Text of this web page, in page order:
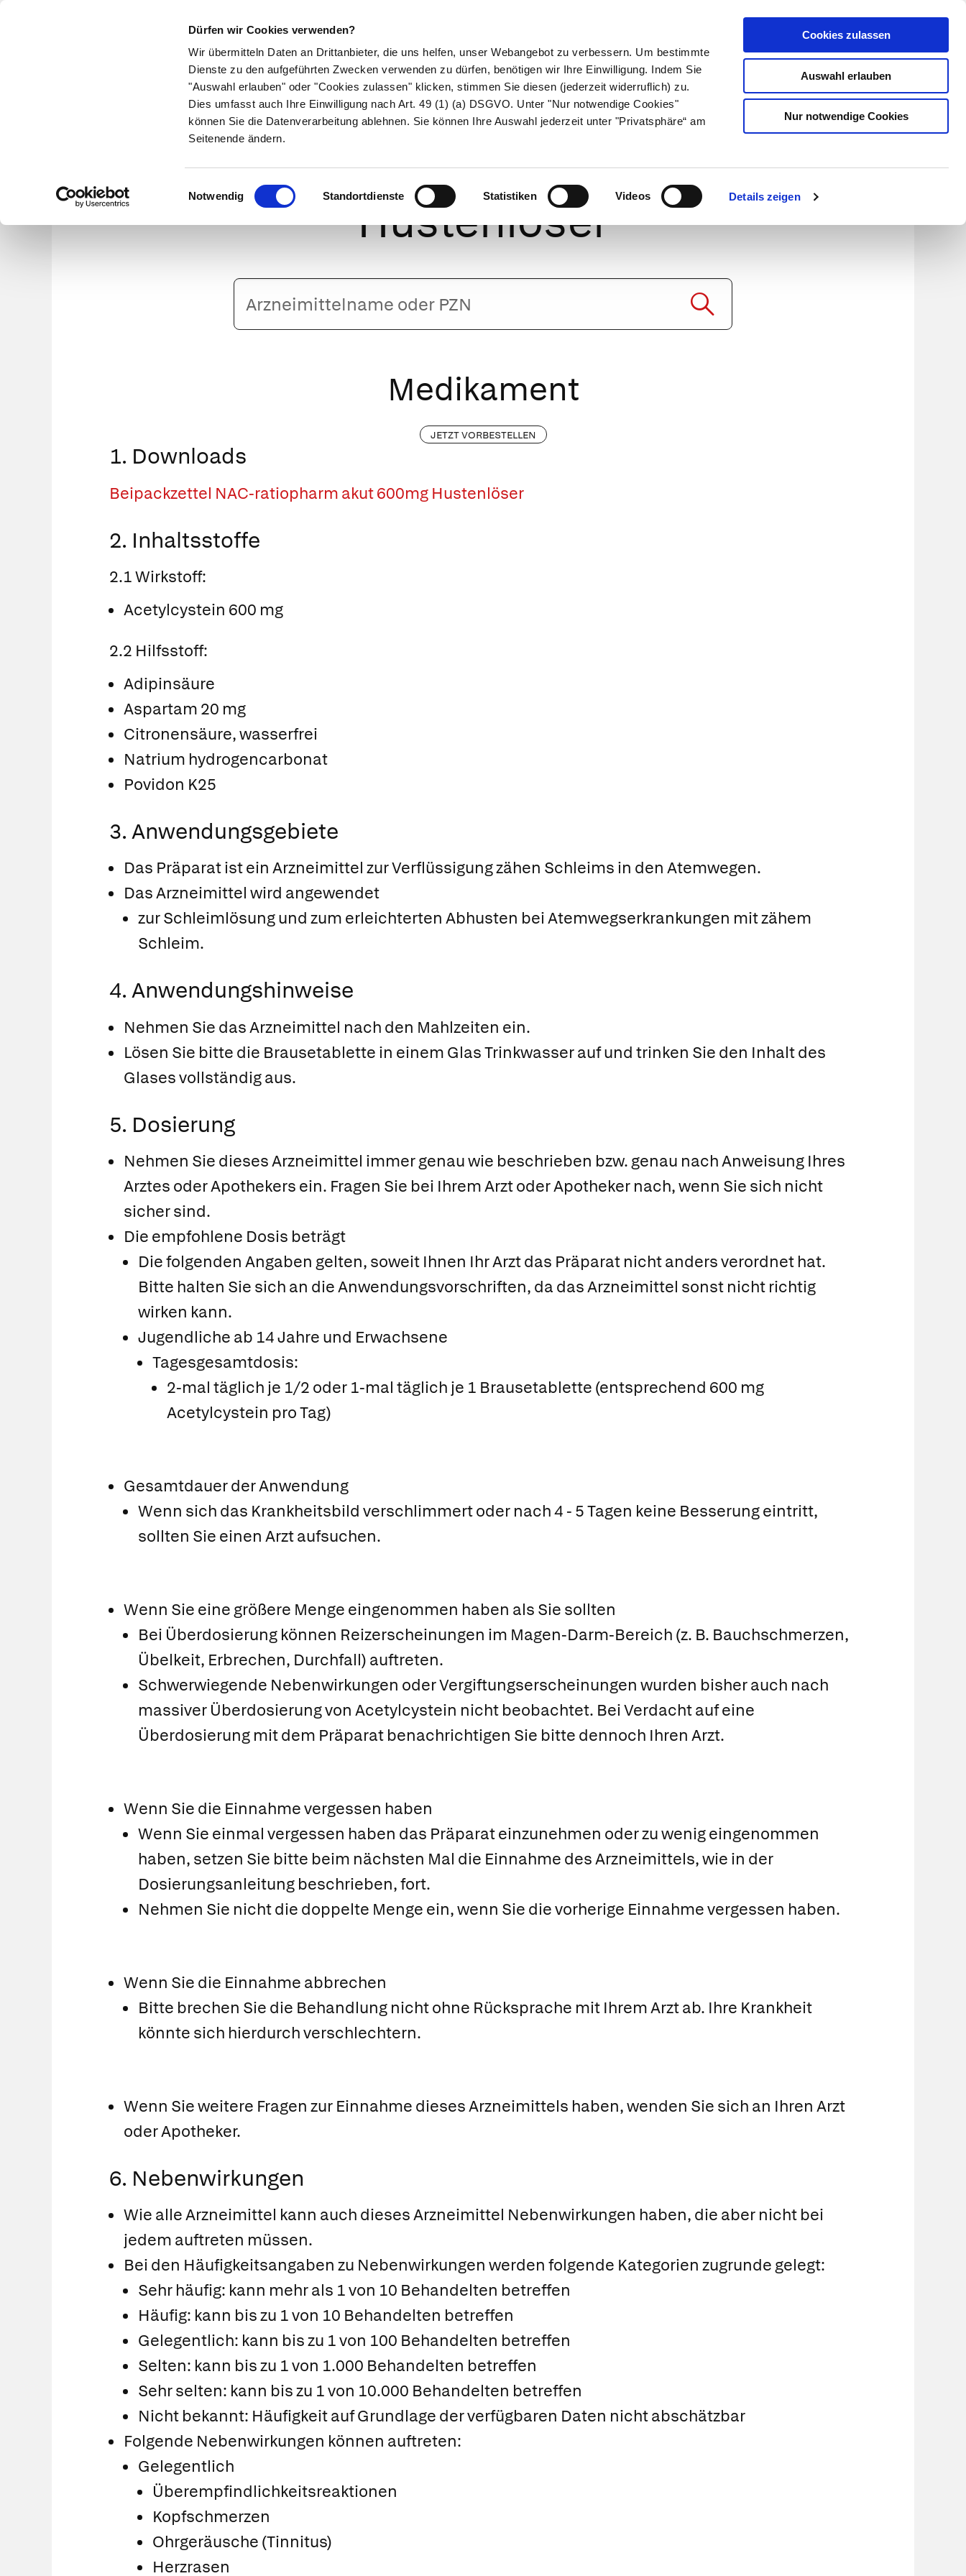
Dürfen wir Cookies verwenden?
Wir übermitteln Daten an Drittanbieter, die uns helfen, unser Webangebot zu verbessern. Um bestimmte
Dienste zu den aufgeführten Zwecken verwenden zu dürfen, benötigen wir Ihre Einwilligung. Indem Sie
"Auswahl erlauben" oder "Cookies zulassen" klicken, stimmen Sie diesen (jederzeit widerruflich) zu.
Dies umfasst auch Ihre Einwilligung nach Art. 49 (1) (a) DSGVO. Unter "Nur notwendige Cookies"
können Sie die Datenverarbeitung ablehnen. Sie können Ihre Auswahl jederzeit unter "Privatsphäre“ am
Seitenende ändern.
Einwilligungsauswahl
Notwendig Standortdienste Statistiken Videos Details zeigen
Cookies zulassen
Auswahl erlauben
Nur notwendige Cookies
Kundenlogin
Suche
Symptome Therapie Medikamente Naturheilkunde Eltern & Kind Gesund leben Über uns
NAC-ratiopharm akut 600mg
Hustenlöser
Arzneimittelname
oder
PZN
Medikament
JETZT VORBESTELLEN
1. Downloads
Beipackzettel NAC-ratiopharm akut 600mg Hustenlöser
2. Inhaltsstoffe
2.1 Wirkstoff:
Acetylcystein 600 mg
2.2 Hilfsstoff:
Adipinsäure
Aspartam 20 mg
Citronensäure, wasserfrei
Natrium hydrogencarbonat
Povidon K25
3. Anwendungsgebiete
Das Präparat ist ein Arzneimittel zur Verflüssigung zähen Schleims in den Atemwegen.
Das Arzneimittel wird angewendet
zur Schleimlösung und zum erleichterten Abhusten bei Atemwegserkrankungen mit zähem
Schleim.
4. Anwendungshinweise
Nehmen Sie das Arzneimittel nach den Mahlzeiten ein.
Lösen Sie bitte die Brausetablette in einem Glas Trinkwasser auf und trinken Sie den Inhalt des
Glases vollständig aus.
5. Dosierung
Nehmen Sie dieses Arzneimittel immer genau wie beschrieben bzw. genau nach Anweisung Ihres
Arztes oder Apothekers ein. Fragen Sie bei Ihrem Arzt oder Apotheker nach, wenn Sie sich nicht
sicher sind.
Die empfohlene Dosis beträgt
Die folgenden Angaben gelten, soweit Ihnen Ihr Arzt das Präparat nicht anders verordnet hat.
Bitte halten Sie sich an die Anwendungsvorschriften, da das Arzneimittel sonst nicht richtig
wirken kann.
Jugendliche ab 14 Jahre und Erwachsene
Tagesgesamtdosis:
2-mal täglich je 1/2 oder 1-mal täglich je 1 Brausetablette (entsprechend 600 mg
Acetylcystein pro Tag)
Gesamtdauer der Anwendung
Wenn sich das Krankheitsbild verschlimmert oder nach 4 - 5 Tagen keine Besserung eintritt,
sollten Sie einen Arzt aufsuchen.
Wenn Sie eine größere Menge eingenommen haben als Sie sollten
Bei Überdosierung können Reizerscheinungen im Magen-Darm-Bereich (z. B. Bauchschmerzen,
Übelkeit, Erbrechen, Durchfall) auftreten.
Schwerwiegende Nebenwirkungen oder Vergiftungserscheinungen wurden bisher auch nach
massiver Überdosierung von Acetylcystein nicht beobachtet. Bei Verdacht auf eine
Überdosierung mit dem Präparat benachrichtigen Sie bitte dennoch Ihren Arzt.
Wenn Sie die Einnahme vergessen haben
Wenn Sie einmal vergessen haben das Präparat einzunehmen oder zu wenig eingenommen
haben, setzen Sie bitte beim nächsten Mal die Einnahme des Arzneimittels, wie in der
Dosierungsanleitung beschrieben, fort.
Nehmen Sie nicht die doppelte Menge ein, wenn Sie die vorherige Einnahme vergessen haben.
Wenn Sie die Einnahme abbrechen
Bitte brechen Sie die Behandlung nicht ohne Rücksprache mit Ihrem Arzt ab. Ihre Krankheit
könnte sich hierdurch verschlechtern.
Wenn Sie weitere Fragen zur Einnahme dieses Arzneimittels haben, wenden Sie sich an Ihren Arzt
oder Apotheker.
6. Nebenwirkungen
Wie alle Arzneimittel kann auch dieses Arzneimittel Nebenwirkungen haben, die aber nicht bei
jedem auftreten müssen.
Bei den Häufigkeitsangaben zu Nebenwirkungen werden folgende Kategorien zugrunde gelegt:
Sehr häufig: kann mehr als 1 von 10 Behandelten betreffen
Häufig: kann bis zu 1 von 10 Behandelten betreffen
Gelegentlich: kann bis zu 1 von 100 Behandelten betreffen
Selten: kann bis zu 1 von 1.000 Behandelten betreffen
Sehr selten: kann bis zu 1 von 10.000 Behandelten betreffen
Nicht bekannt: Häufigkeit auf Grundlage der verfügbaren Daten nicht abschätzbar
Folgende Nebenwirkungen können auftreten:
Gelegentlich
Überempfindlichkeitsreaktionen
Kopfschmerzen
Ohrgeräusche (Tinnitus)
Herzrasen